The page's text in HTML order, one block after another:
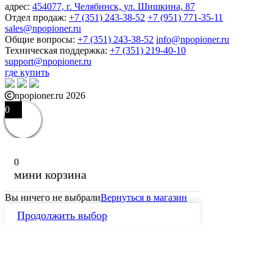
адрес: 454077, г. Челябинск, ул. Шишкина, 87
Отдел продаж: +7 (351) 243-38-52 +7 (951) 771-35-11
sales@npopioner.ru
Общие вопросы: +7 (351) 243-38-52 info@npopioner.ru
Техническая поддержка: +7 (351) 219-40-10
support@npopioner.ru
где купить
npopioner.ru 2026
0
0
мини корзина
Вы ничего не выбралиВернуться в магазин
Продолжить выбор